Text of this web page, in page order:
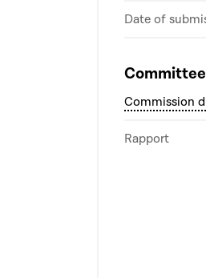
Date of
Committee
Commission
Rapport